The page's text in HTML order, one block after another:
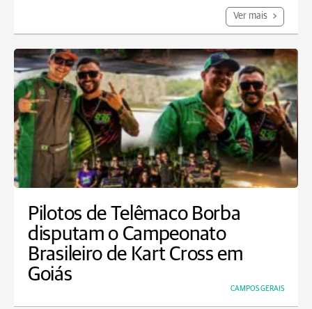
Ver mais
Pilotos de Telêmaco Borba
disputam o Campeonato
Brasileiro de Kart Cross em
Goiás
CAMPOS GERAIS